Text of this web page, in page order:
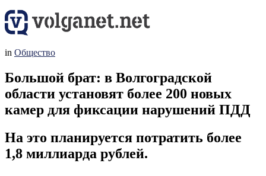
in Общество
Большой брат: в Волгоградской
области установят более 200 новых
камер для фиксации нарушений ПДД
На это планируется потратить более
1,8 миллиарда рублей.